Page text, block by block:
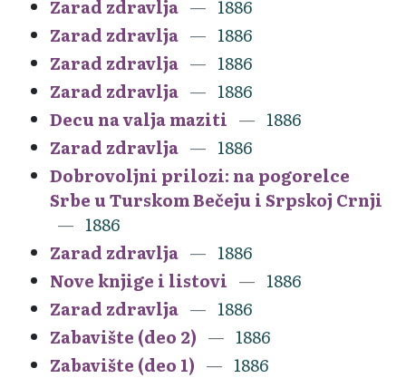
Zarad zdravlja
1886
Zarad zdravlja
1886
Zarad zdravlja
1886
Zarad zdravlja
1886
Decu na valja maziti
1886
Zarad zdravlja
1886
Dobrovoljni prilozi: na pogorelce
Srbe u Turskom Bečeju i Srpskoj Crnji
1886
Zarad zdravlja
1886
Nove knjige i listovi
1886
Zarad zdravlja
1886
Zabavište (deo 2)
1886
Zabavište (deo 1)
1886